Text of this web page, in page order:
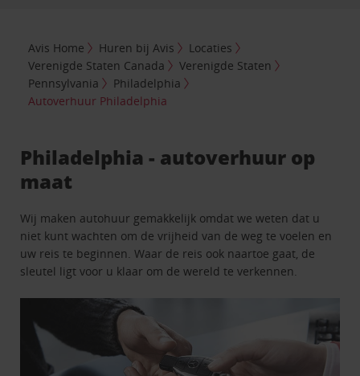
Avis Home Huren bij Avis
Locaties
Verenigde Staten Canada
Verenigde Staten
Pennsylvania
Philadelphia
Autoverhuur Philadelphia
Philadelphia - autoverhuur op
maat
Wij maken autohuur gemakkelijk omdat we weten dat u
niet kunt wachten om de vrijheid van de weg te voelen en
uw reis te beginnen. Waar de reis ook naartoe gaat, de
sleutel ligt voor u klaar om de wereld te verkennen.